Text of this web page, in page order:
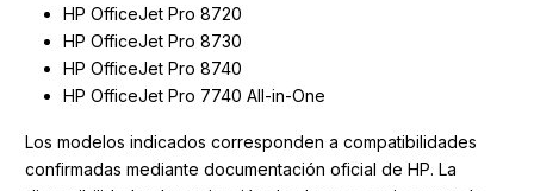
HP OfficeJet Pro 8720
HP OfficeJet Pro 8730
HP OfficeJet Pro 8740
HP OfficeJet Pro 7740 All-in-One
Los modelos indicados corresponden a compatibilidades
confirmadas mediante documentación oficial de HP. La